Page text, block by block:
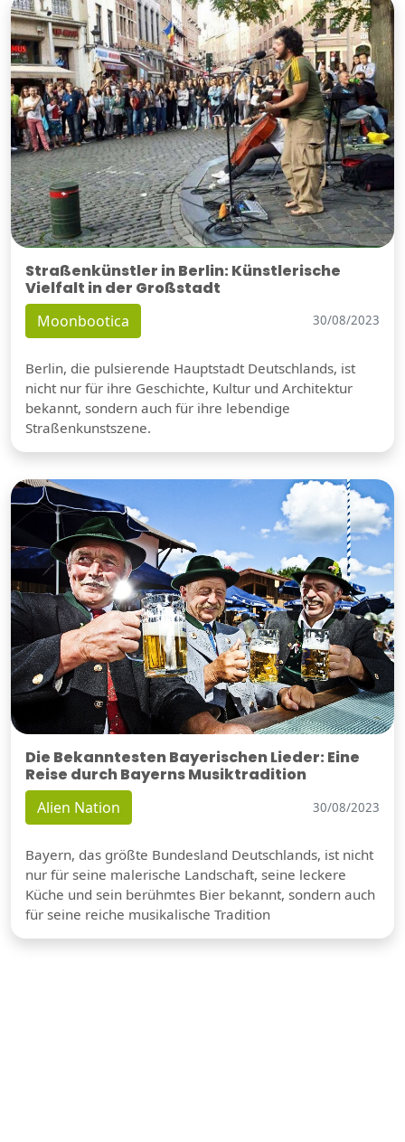
Straßenkünstler in Berlin: Künstlerische
Vielfalt in der Großstadt
Moonbootica 30/08/2023
Berlin, die pulsierende Hauptstadt Deutschlands, ist
nicht nur für ihre Geschichte, Kultur und Architektur
bekannt, sondern auch für ihre lebendige
Straßenkunstszene.
Die Bekanntesten Bayerischen Lieder: Eine
Reise durch Bayerns Musiktradition
Alien Nation 30/08/2023
Bayern, das größte Bundesland Deutschlands, ist nicht
nur für seine malerische Landschaft, seine leckere
Küche und sein berühmtes Bier bekannt, sondern auch
für seine reiche musikalische Tradition